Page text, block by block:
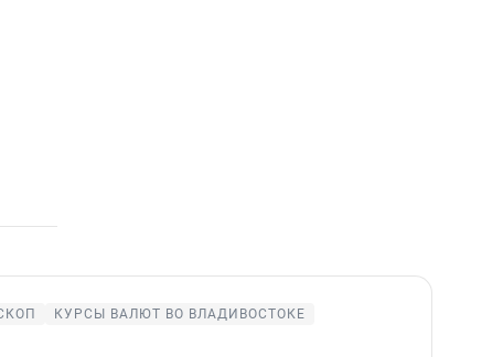
КУРСЫ ВАЛЮТ ВО ВЛАДИВОСТОКЕ